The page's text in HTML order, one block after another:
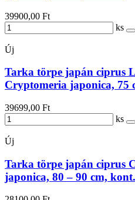
39900,00 Ft
ks
Új
Tarka törpe japán ciprus
Cryptomeria japonica, 75
39699,00 Ft
ks
Új
Tarka törpe japán ciprus
japonica, 80 – 90 cm,